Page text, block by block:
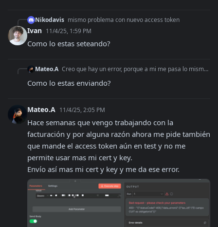
Nikodavis mismo problema con nuevo access token
Ivan 11/4/25, 1:59 PM
Como lo estas seteando?
Mateo.A Creo que hay un error, porque a mi me pasa lo mismo y ya restablecí el access token y me sigue dando Unauthorized
Como lo estas enviando?
Mateo.A 11/4/25, 2:05 PM
Hace semanas que vengo trabajando con la
facturación y por alguna razón ahora me pide también
que mande el access token aún en test y no me
permite usar mas mi cert y key.
Envío así mas mi cert y key y me da ese error.